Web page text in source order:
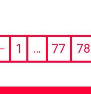
1 … 77 78